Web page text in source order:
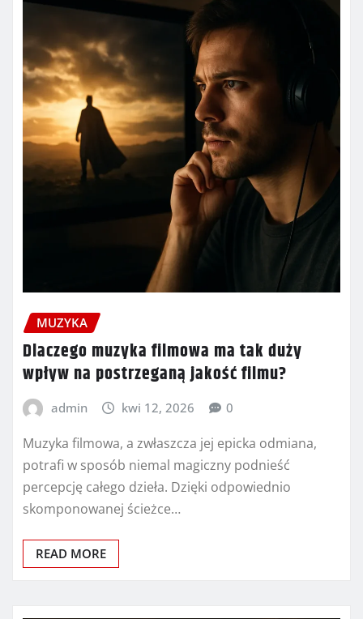
MUZYKA
Dlaczego muzyka filmowa ma tak duży
wpływ na postrzeganą jakość filmu?
admin kwi 12, 2026 0
Muzyka filmowa, a zwłaszcza jej epicka odmiana,
potrafi w sposób niemal magiczny podnieść
percepcję całego dzieła. Dzięki odpowiednio
skomponowanej ścieżce…
READ MORE